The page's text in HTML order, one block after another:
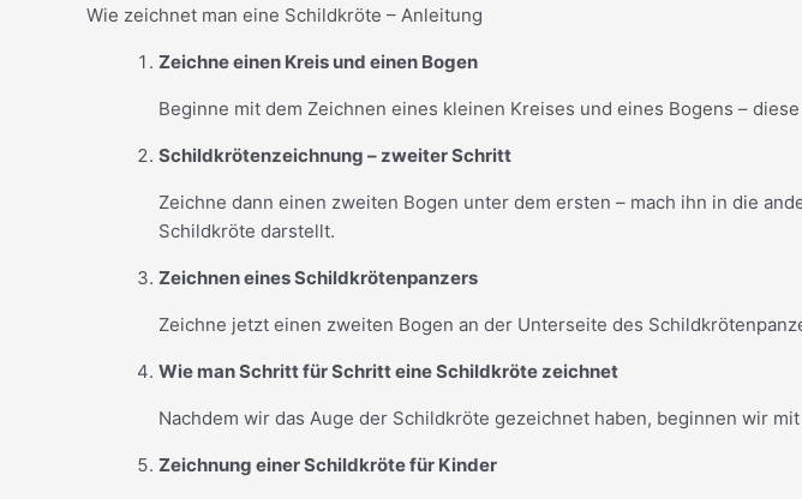
Wie zeichnet man eine Schildkröte – Anleitung
Zeichne einen Kreis und einen Bogen
Beginne mit dem Zeichnen eines kleinen Kreises und eines Bogens –
Schildkrötenzeichnung – zweiter Schritt
Zeichne dann einen zweiten Bogen unter dem ersten – mach ihn in die
Schildkröte darstellt.
Zeichnen eines Schildkrötenpanzers
Zeichne jetzt einen zweiten Bogen an der Unterseite des
Wie man Schritt für Schritt eine Schildkröte zeichnet
Nachdem wir das Auge der Schildkröte gezeichnet haben, beginnen wir
Zeichnung einer Schildkröte für Kinder